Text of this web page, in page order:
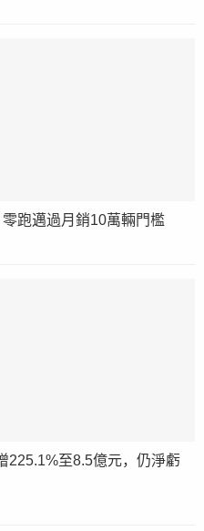
跑邁過月銷10萬輛門檻
225.1%至8.5億元，仍淨虧